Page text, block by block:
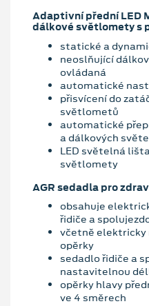
Adaptivní přední LED
dálkové světlomety s
statické a
neoslňující
ovládaná
automatické
přisvícení do
světlometů
automatické
a dálkových
LED světelná
světlomety
AGR sedadla pro
obsahuje
řidiče a
včetně
opěrky
sedadlo řidiče a
nastavitelnou
opěrky hlavy
ve 4 směrech